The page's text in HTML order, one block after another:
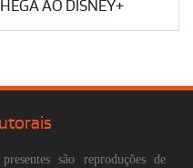
AO DISNEY+
são reproduções de